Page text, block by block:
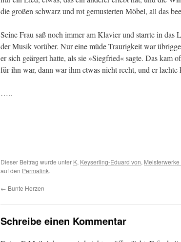
die großen schwarz und rot gemusterten Möbel, all das
Seine Frau saß noch immer am Klavier und starrte in
der Musik vorüber. Nur eine müde Traurigkeit war
er sich geärgert hatte, als sie »Siegfried« sagte. Das kam
für ihn war, dann war ihm etwas nicht recht, und er lachte
…..
Dieser Beitrag wurde unter K, Keyserling-Eduard von,
auf den Permalink.
← Bunte Herzen
Schreibe einen Kommentar